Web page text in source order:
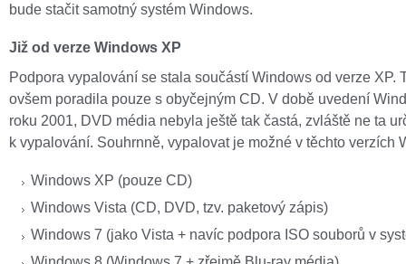
bude stačit samotný systém Windows.
Již od verze Windows XP
Podpora vypalování se stala součástí Windows od verze XP.
ovšem poradila pouze s obyčejným CD. V době uvedení
roku 2001, DVD média nebyla ještě tak častá, zvláště ne ta
k vypalování. Souhrnně, vypalovat je možné v těchto verzích
Windows XP (pouze CD)
Windows Vista (CD, DVD, tzv. paketový zápis)
Windows 7 (jako Vista + navíc podpora ISO souborů v